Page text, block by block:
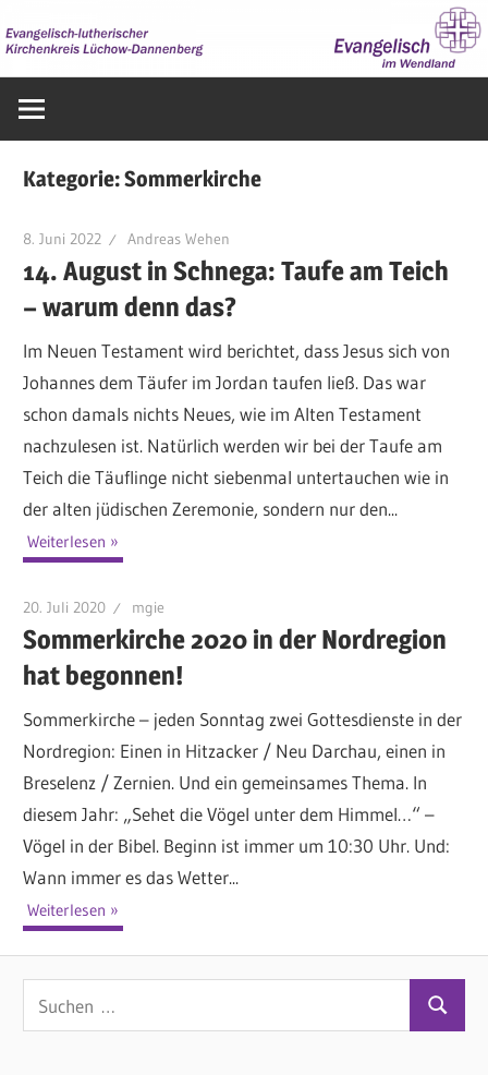
Inhalt
springen
im
Kategorie:Sommerkirche
8. Juni 2022 Andreas Wehen
14. August in Schnega: Taufe am Teich
– warum denn das?
Im Neuen Testament wird berichtet, dass Jesus sich von
Johannes dem Täufer im Jordan taufen ließ. Das war
schon damals nichts Neues, wie im Alten Testament
nachzulesen ist. Natürlich werden wir bei der Taufe am
Teich die Täuflinge nicht siebenmal untertauchen wie in
der alten jüdischen Zeremonie, sondern nur den...
Weiterlesen
20. Juli 2020 mgie
Sommerkirche 2020 in der Nordregion
hat begonnen!
Sommerkirche – jeden Sonntag zwei Gottesdienste in der
Nordregion: Einen in Hitzacker / Neu Darchau, einen in
Breselenz / Zernien. Und ein gemeinsames Thema. In
diesem Jahr: „Sehet die Vögel unter dem Himmel…“ –
Vögel in der Bibel. Beginn ist immer um 10:30 Uhr. Und:
Wann immer es das Wetter...
Weiterlesen
u